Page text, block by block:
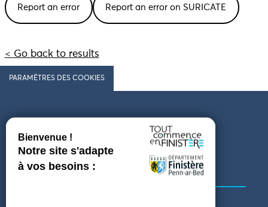
Report an error Report an error on SURICATE
< Go back to results
PARAMÈTRES DES COOKIES
Follow us